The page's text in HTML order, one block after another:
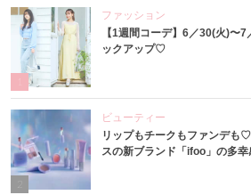
ファッション
【1週間コーデ】6／30(火)〜
ックアップ♡
ビューティー
リップもチークもファンデも
スの新ブランド「ifoo」の多幸